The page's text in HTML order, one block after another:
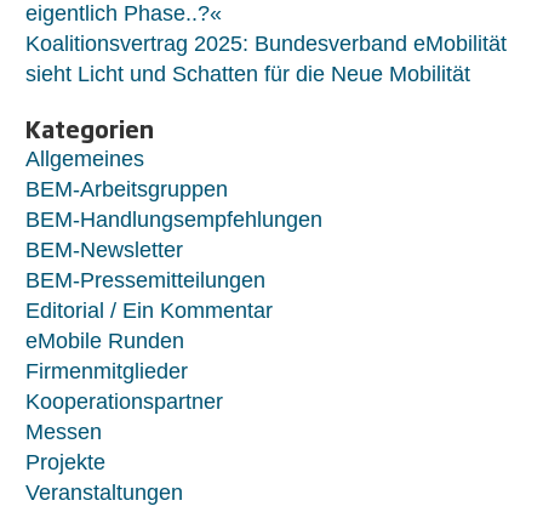
eigentlich Phase..?«
Koalitionsvertrag 2025: Bundesverband eMobilität
sieht Licht und Schatten für die Neue Mobilität
Kategorien
Allgemeines
BEM-Arbeitsgruppen
BEM-Handlungsempfehlungen
BEM-Newsletter
BEM-Pressemitteilungen
Editorial / Ein Kommentar
eMobile Runden
Firmenmitglieder
Kooperationspartner
Messen
Projekte
Veranstaltungen